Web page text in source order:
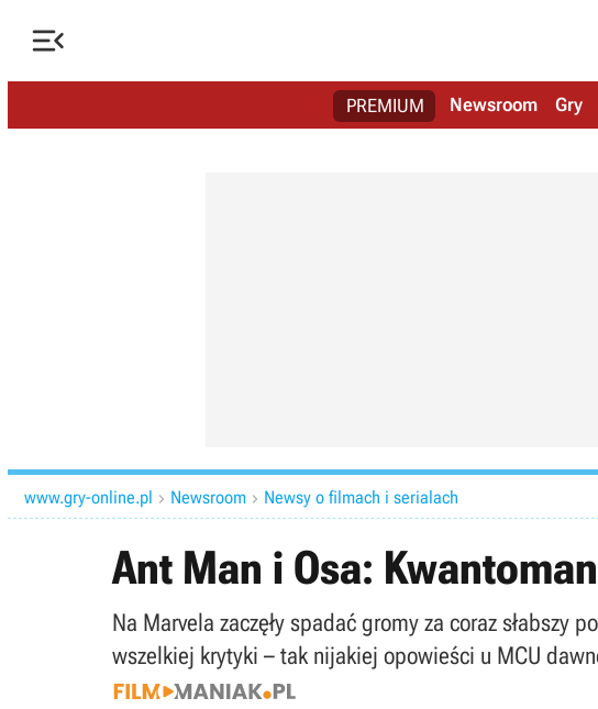

PREMIUM Newsroom Gry
www.gry-online.pl  Newsroom  Newsy o filmach i serialach
Ant Man i Osa:
Na Marvela zaczęły spadać gromy za coraz
wszelkiej krytyki – tak nijakiej opowieści u MCU